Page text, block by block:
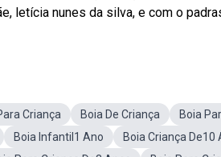
letícia nunes da silva, e com o
Criança Boia De Criança Boia
Boia Infantil1 Ano Boia Criança De10